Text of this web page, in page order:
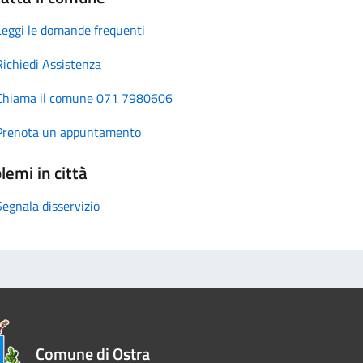
le domande frequenti
Assistenza
il comune 071 7980606
un appuntamento
in città
disservizio
Comune di Ostra